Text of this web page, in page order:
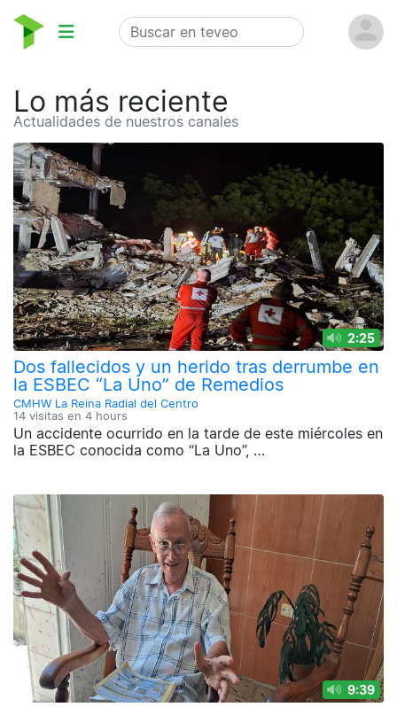
Lo más reciente
Actualidades de nuestros canales
2:25
Dos fallecidos y un herido tras derrumbe en
la ESBEC “La Uno” de Remedios
CMHW La Reina Radial del Centro
14 visitas en 4 hours
Un accidente ocurrido en la tarde de este miércoles en
la ESBEC conocida como “La Uno”, …
9:39